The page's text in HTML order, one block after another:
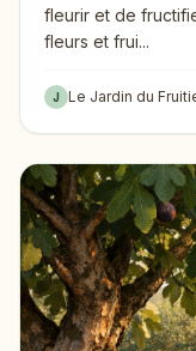
fleurir et de
fleurs et frui...
J Le Jardin du